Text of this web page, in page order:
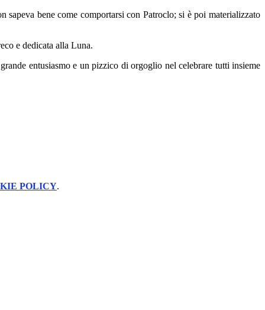
bene come comportarsi con Patroclo; si è poi materializzato
e dedicata alla Luna.
entusiasmo e un pizzico di orgoglio nel celebrare tutti insieme
POLICY.